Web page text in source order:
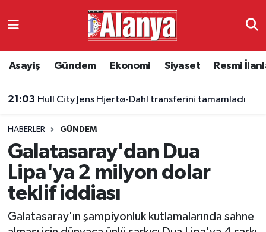
Asayiş Gündem Ekonomi Siyaset Resmi
21:03 Hull City Jens Hjertø-Dahl transferini tamamladı
HABERLER GÜNDEM
Galatasaray'dan Dua
Lipa'ya 2 milyon dolar
teklif iddiası
Galatasaray'ın şampiyonluk kutlamalarında sahne
Ekonomi
Resmi İlanlar
Alanyaspor
Turizm
Antalya Namaz Vakitleri
Süper Lig Puan Durumu ve Fikstür
Tüm Manşetler
Son Dakika Haberleri